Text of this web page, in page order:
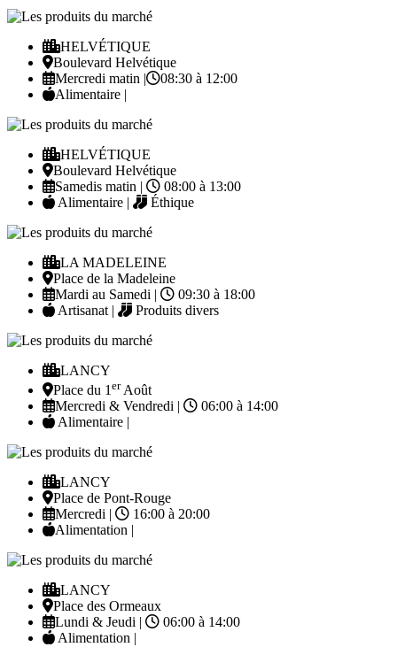
HELVÉTIQUE
Boulevard Helvétique
Mercredi matin |
08:30 à 12:00
Alimentaire |
HELVÉTIQUE
Boulevard Helvétique
Samedis matin |
08:00 à 13:00
Alimentaire |
Éthique
LA MADELEINE
Place de la Madeleine
Mardi au Samedi |
09:30 à 18:00
Artisanat |
Produits divers
LANCY
Place du 1 erAoût
Mercredi & Vendredi |
06:00 à 14:00
Alimentaire |
LANCY
Place de Pont-Rouge
Mercredi |
16:00 à 20:00
Alimentation |
LANCY
Place des Ormeaux
Lundi & Jeudi |
06:00 à 14:00
Alimentation |